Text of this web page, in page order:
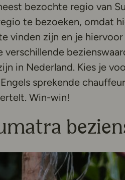
bezochte regio van
te bezoeken, omdat
vinden zijn en je
verschillende
in Nederland. Kies je
sprekende
Win-win!